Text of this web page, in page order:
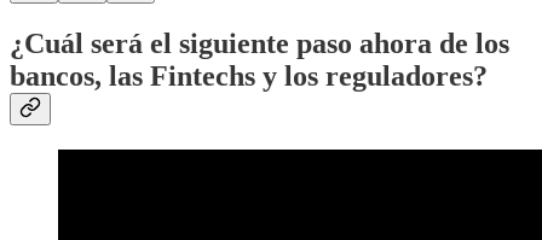
¿Cuál será el siguiente paso ahora de los
bancos, las Fintechs y los reguladores?